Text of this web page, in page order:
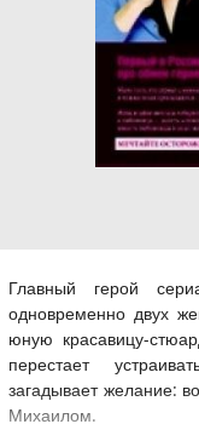
Главный герой
одновременно двух
юную красавицу-
перестает
загадывает желание:
Михаилом.